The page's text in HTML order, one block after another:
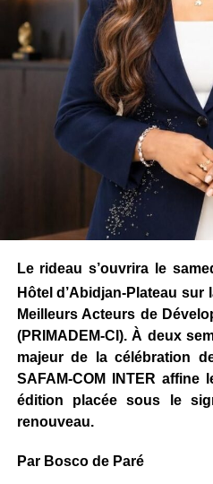
Le rideau s’ouvrira le
Hôtel d’Abidjan-Plateau sur
Meilleurs Acteurs de
(PRIMADEM-CI). À deux
majeur de la célébration
SAFAM-COM INTER affine
édition placée sous le
renouveau.
Par Bosco de Paré